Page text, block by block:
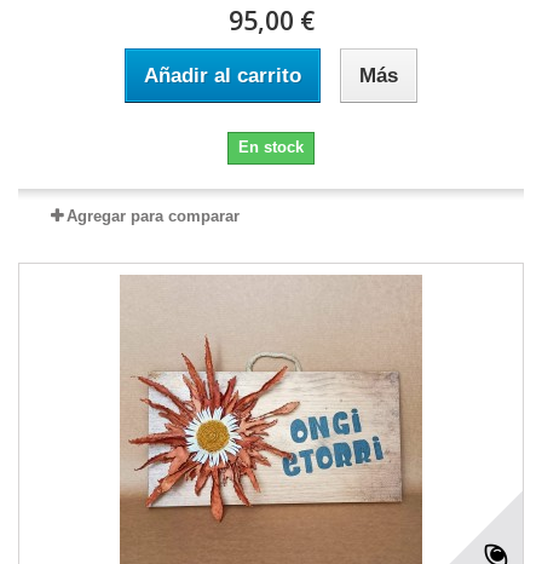
95,00 €
Añadir al carrito Más
En stock
Agregar para comparar